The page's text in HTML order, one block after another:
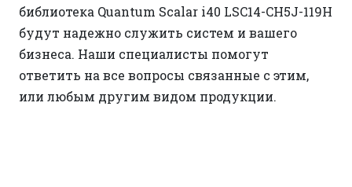
библиотека Quantum Scalar i40 LSC14-CH5J-119H
будут надежно служить систем и вашего
бизнеса. Наши специалисты помогут
ответить на все вопросы связанные с этим,
или любым другим видом продукции.